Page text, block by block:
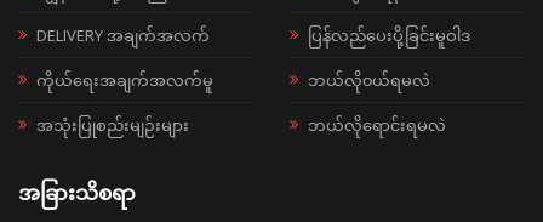
DELIVERY အချက်အလက်
ကိုယ်ရေးအချက်အလက်မူ
အသုံးပြုစည်းမျဉ်းများ
ပြန်လည်ပေးပို့ခြင်းမူဝါဒ
ဘယ်လို၀ယ်ရမလဲ
ဘယ်လိုရောင်းရမလဲ
အခြားသိစရာ